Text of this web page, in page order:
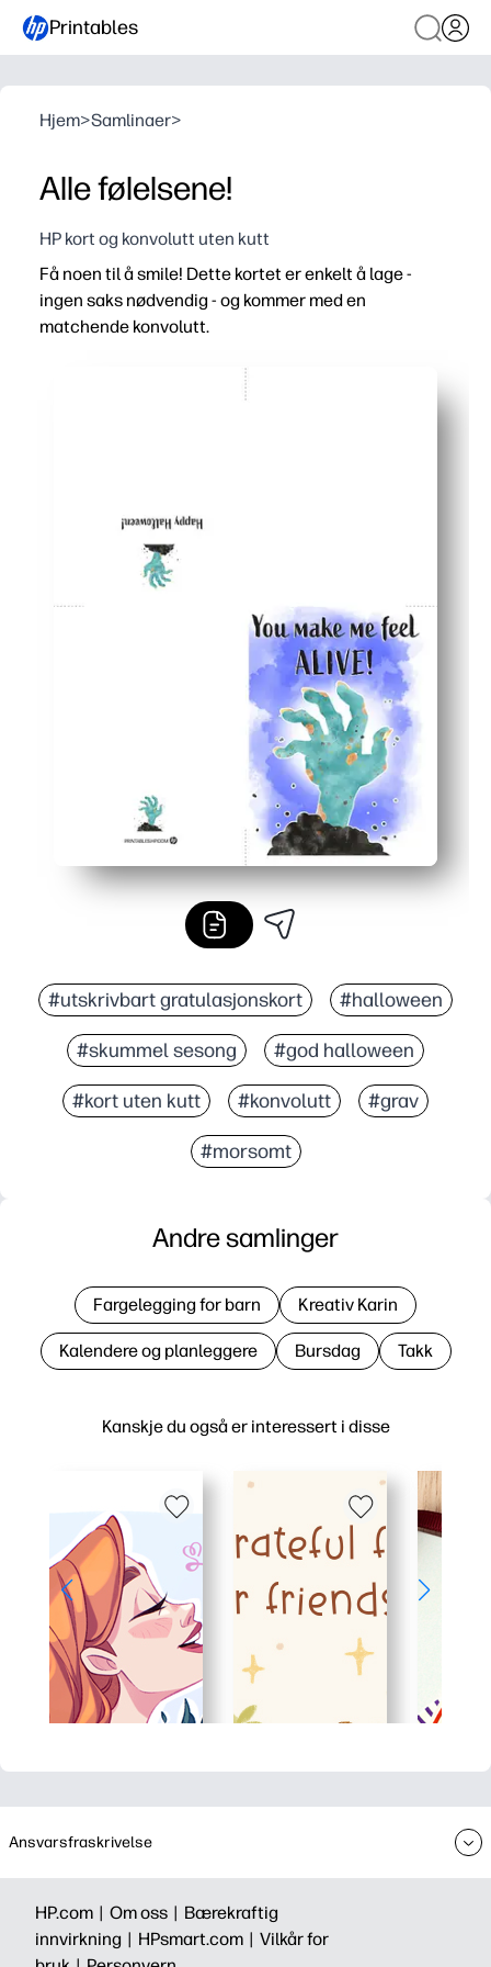
Printables
Hjem>Samlinaer>
Alle følelsene!
HP kort og konvolutt uten kutt
Få noen til å smile! Dette kortet er enkelt å lage -
ingen saks nødvendig - og kommer med en
matchende konvolutt.
#utskrivbart gratulasjonskort #halloween
#skummel sesong #god halloween
#kort uten kutt #konvolutt #grav
#morsomt
Kanskje du også er interessert i disse
Andre samlinger
Fargelegging for barn Kreativ Karin
Kalendere og planleggere Bursdag Takk
Ansvarsfraskrivelse
HP.com | Om oss | Bærekraftig
innvirkning | HPsmart.com | Vilkår for